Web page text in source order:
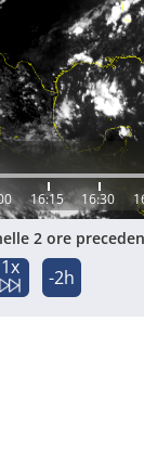
16:15 16:30
2 ore
1x -2h